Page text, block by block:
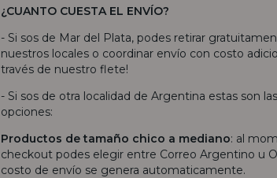
¿CUANTO CUESTA EL ENVÍO?
- Si sos de Mar del Plata, podes retirar
nuestros locales o coordinar envío con costo
través de nuestro flete!
- Si sos de otra localidad de Argentina estas son las
opciones:
Productos de tamaño chico a mediano: al
checkout podes elegir entre Correo Argentino u
costo de envío se genera automaticamente.